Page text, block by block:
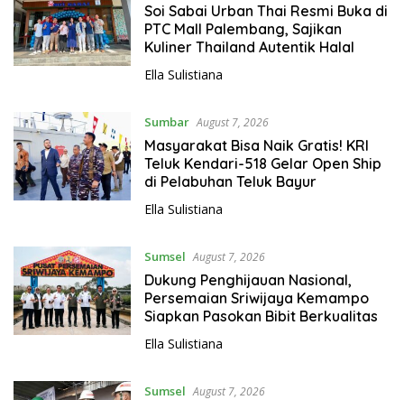
Soi Sabai Urban Thai Resmi Buka di
PTC Mall Palembang, Sajikan
Kuliner Thailand Autentik Halal
Ella Sulistiana
Sumbar August 7, 2026
Masyarakat Bisa Naik Gratis! KRI
Teluk Kendari-518 Gelar Open Ship
di Pelabuhan Teluk Bayur
Ella Sulistiana
Sumsel August 7, 2026
Dukung Penghijauan Nasional,
Persemaian Sriwijaya Kemampo
Siapkan Pasokan Bibit Berkualitas
Ella Sulistiana
Sumsel August 7, 2026